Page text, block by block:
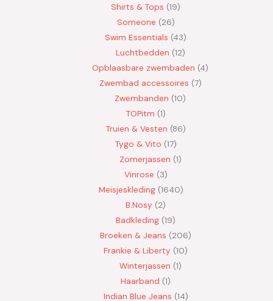
Shirts & Tops 19
Someone 26
Swim Essentials 43
Luchtbedden 12
Opblaasbare zwembaden 4
Zwembad accessoires 7
Zwembanden 10
TOPitm 1
Truien & Vesten 86
Tygo & Vito 17
Zomerjassen 1
Vinrose 3
Meisjeskleding 1640
B.Nosy
2
Badkleding 19
Broeken & Jeans
206
Frankie & Liberty 10
Winterjassen 1
Haarband 1
Indian Blue Jeans 14